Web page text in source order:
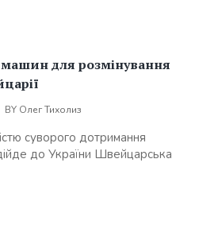
для розмінування
BY Олег Тихолиз
суворого дотримання
до України Швейцарська